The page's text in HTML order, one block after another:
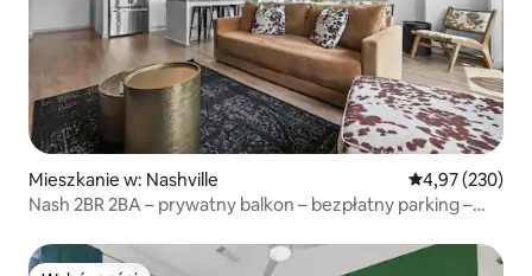
Mieszkanie w: Nashville Średnia
4,97 (230)
Nash 2BR 2BA – prywatny balkon – bezpłatny parking –